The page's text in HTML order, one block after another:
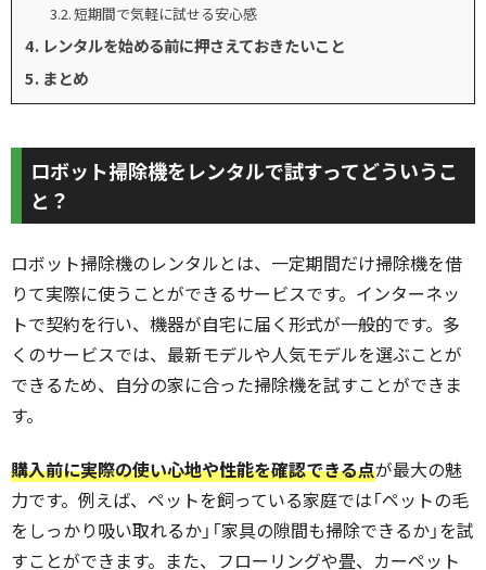
短期間で気軽に試せる安心感
レンタルを始める前に押さえておきたいこと
まとめ
ロボット掃除機をレンタルで試すってどういうこ
と？
ロボット掃除機のレンタルとは、一定期間だけ掃除機を借
りて実際に使うことができるサービスです。インターネッ
トで契約を行い、機器が自宅に届く形式が一般的です。多
くのサービスでは、最新モデルや人気モデルを選ぶことが
できるため、自分の家に合った掃除機を試すことができま
す。
購入前に実際の使い心地や性能を確認できる点が最大の魅
力です。例えば、ペットを飼っている家庭では「ペットの毛
をしっかり吸い取れるか」「家具の隙間も掃除できるか」を試
すことができます。また、フローリングや畳、カーペット